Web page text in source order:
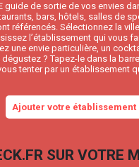
guide de sortie de vos envies
bars, hôtels, salles de
référencés. Sélectionnez la
l’établissement qui vous
une envie particulière, un
? Tapez-le dans la
tenter par un établissement
Ajouter votre établissement
SUR VOTRE